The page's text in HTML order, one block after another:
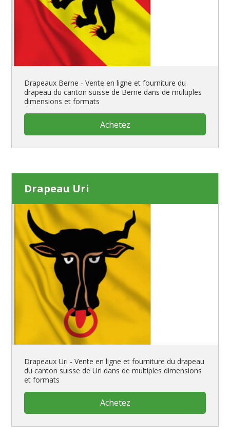
Drapeaux Berne - Vente en ligne et fourniture du
drapeau du canton suisse de Berne dans de multiples
dimensions et formats
Achetez
Drapeau Uri
Drapeaux Uri - Vente en ligne et fourniture du drapeau
du canton suisse de Uri dans de multiples dimensions
et formats
Achetez